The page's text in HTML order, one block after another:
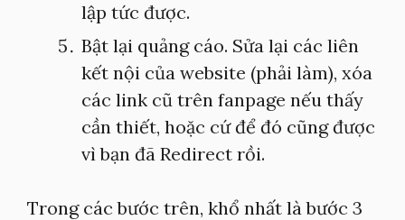
lập tức được.
Bật lại quảng cáo. Sửa lại các liên
kết nội của website (phải làm), xóa
các link cũ trên fanpage nếu thấy
cần thiết, hoặc cứ để đó cũng được
vì bạn đã Redirect rồi.
Trong các bước trên, khổ nhất là bước 3